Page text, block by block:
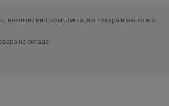
внешний вид, комплектацию товара и место его
на складе.